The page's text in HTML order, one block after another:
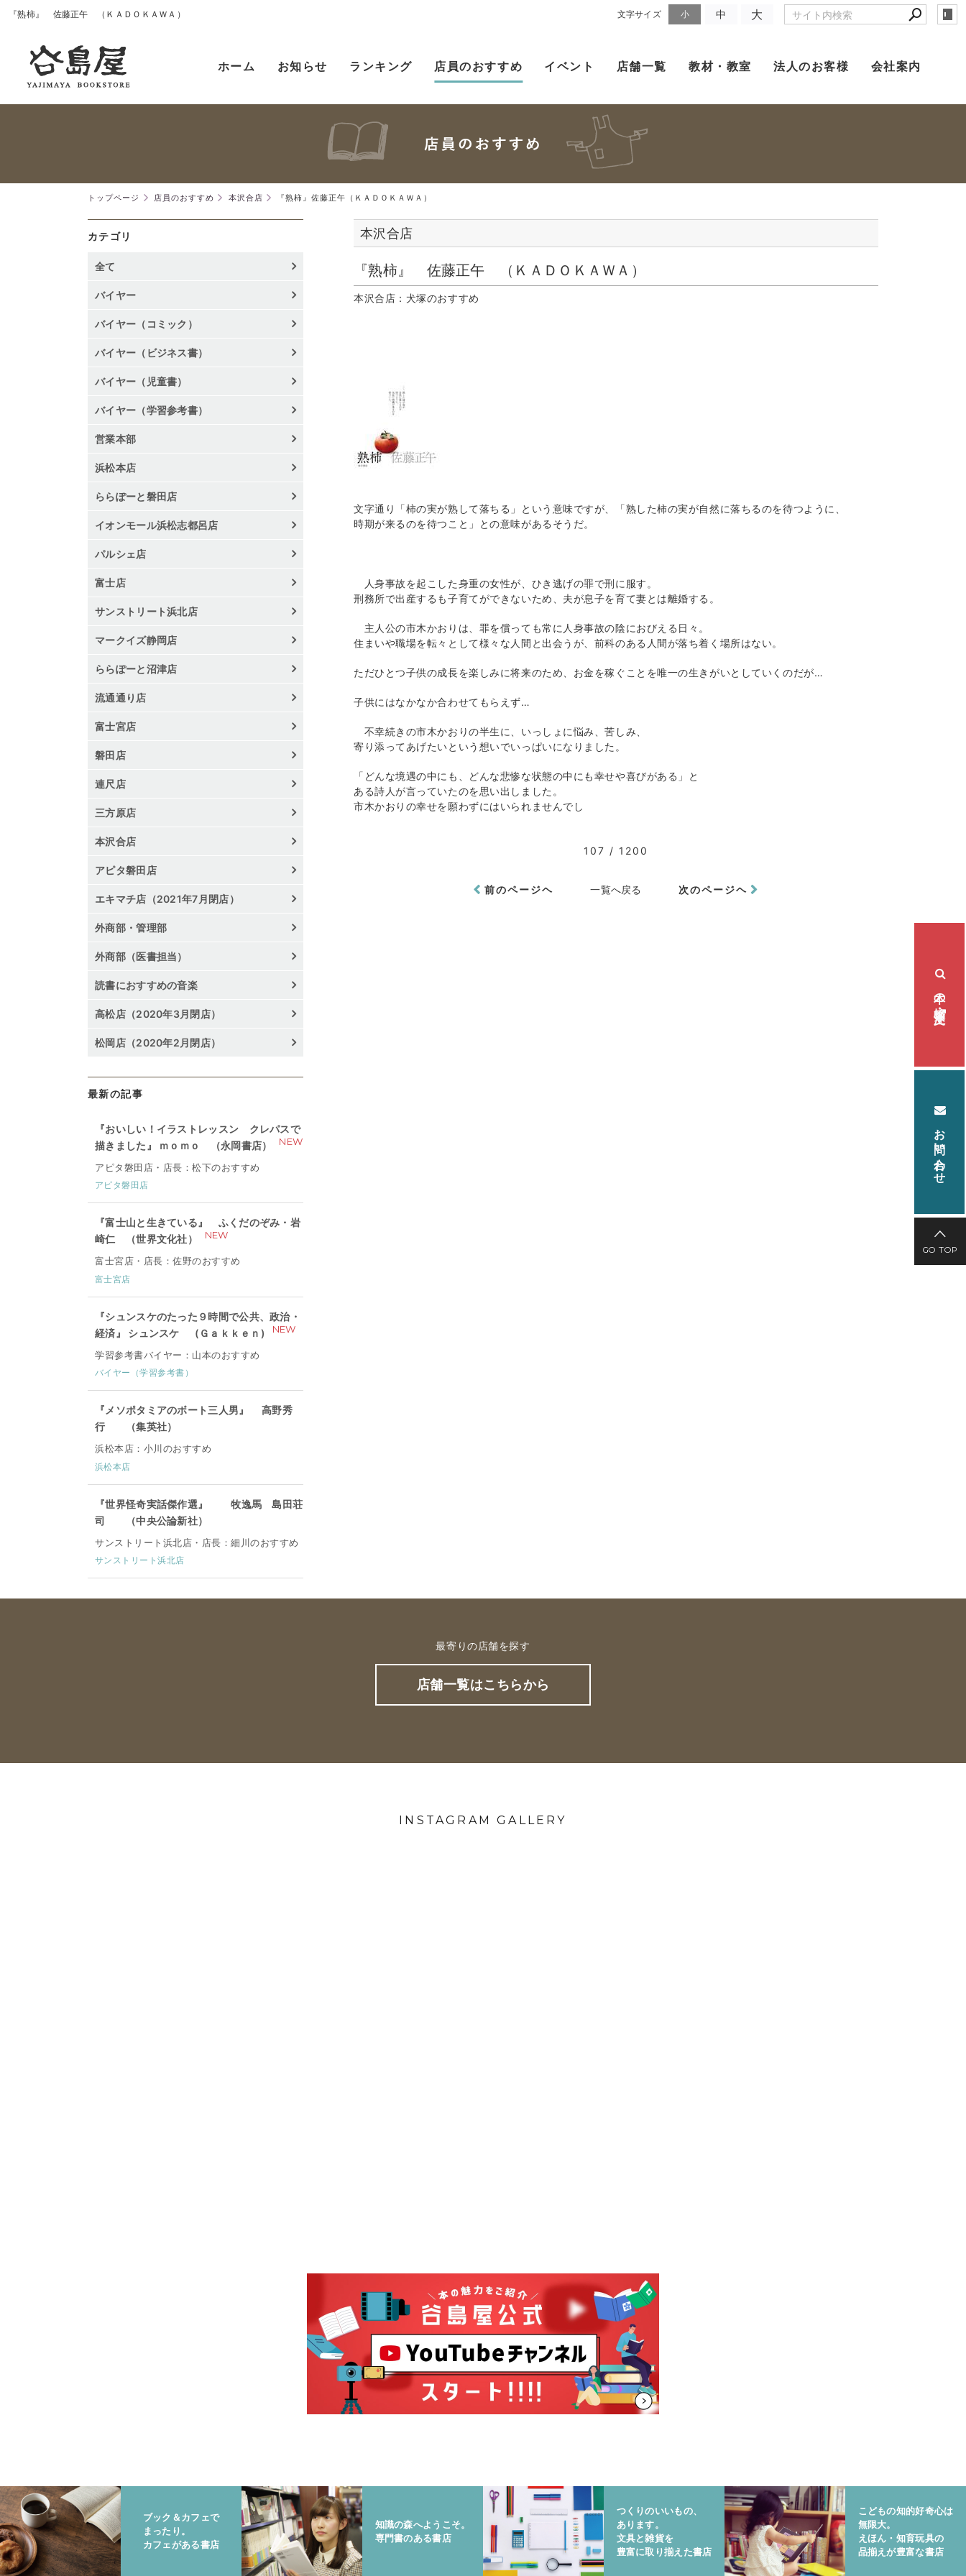
『熟柿』 佐藤正午 （ＫＡＤＯＫＡＷＡ） 文字サイズ 小 中 大
本の検索・注文
お問い合わせ
GO TOP
ホーム お知らせ ランキング 店員のおすすめ イベント 店舗一覧 教材・教室 法人のお客様 会社案内
トップページ 店員のおすすめ 本沢合店 『熟柿』佐藤正午（ＫＡＤＯＫＡＷＡ）
本沢合店
『熟柿』 佐藤正午 （ＫＡＤＯＫＡＷＡ）
本沢合店：犬塚のおすすめ
文字通り「柿の実が熟して落ちる」という意味ですが、「熟した柿の実が自然に落ちるのを待つように、
時期が来るのを待つこと」との意味があるそうだ。
人身事故を起こした身重の女性が、ひき逃げの罪で刑に服す。
刑務所で出産するも子育てができないため、夫が息子を育て妻とは離婚する。
主人公の市木かおりは、罪を償っても常に人身事故の陰におびえる日々。
住まいや職場を転々として様々な人間と出会うが、前科のある人間が落ち着く場所はない。
ただひとつ子供の成長を楽しみに将来のため、お金を稼ぐことを唯一の生きがいとしていくのだが…
子供にはなかなか合わせてもらえず…
不幸続きの市木かおりの半生に、いっしょに悩み、苦しみ、
寄り添ってあげたいという想いでいっぱいになりました。
「どんな境遇の中にも、どんな悲惨な状態の中にも幸せや喜びがある」と
ある詩人が言っていたのを思い出しました。
市木かおりの幸せを願わずにはいられませんでし
107 / 1200
前のページヘ 一覧へ戻る 次のページヘ
カテゴリ
全て
バイヤー
バイヤー（コミック）
バイヤー（ビジネス書）
バイヤー（児童書）
バイヤー（学習参考書）
営業本部
浜松本店
ららぽーと磐田店
イオンモール浜松志都呂店
パルシェ店
富士店
サンストリート浜北店
マークイズ静岡店
ららぽーと沼津店
流通通り店
富士宮店
磐田店
連尺店
三方原店
本沢合店
アピタ磐田店
エキマチ店（2021年7月閉店）
外商部・管理部
外商部（医書担当）
読書におすすめの音楽
高松店（2020年3月閉店）
松岡店（2020年2月閉店）
最新の記事
『おいしい！イラストレッスン クレパスで
描きました』 ｍｏｍｏ （永岡書店）
NEW
アピタ磐田店・店長：松下のおすすめ
アピタ磐田店
『富士山と生きている』 ふくだのぞみ・岩
崎仁 （世界文化社）
NEW
富士宮店・店長：佐野のおすすめ
富士宮店
『シュンスケのたった９時間で公共、政治・
経済』 シュンスケ (Ｇａｋｋｅｎ)
NEW
学習参考書バイヤー：山本のおすすめ
バイヤー（学習参考書）
『メソポタミアのボート三人男』 高野秀
行 （集英社）
浜松本店：小川のおすすめ
浜松本店
『世界怪奇実話傑作選』 牧逸馬 島田荘
司 （中央公論新社）
サンストリート浜北店・店長：細川のおすすめ
サンストリート浜北店
最寄りの店舗を探す
店舗一覧はこちらから
INSTAGRAM GALLERY
ブック＆カフェで
まったり。
カフェがある書店
知識の森へようこそ。
専門書のある書店
つくりのいいもの、
あります。
文具と雑貨を
豊富に取り揃えた書店
こどもの知的好奇心は
無限大。
えほん・知育玩具の
品揃えが豊富な書店